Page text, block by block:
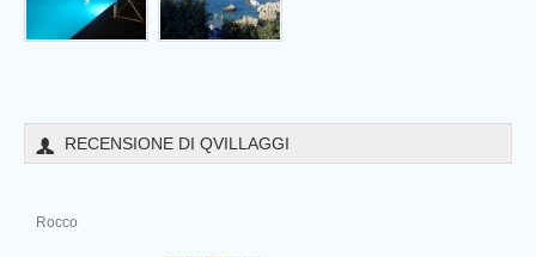
RECENSIONE DI QVILLAGGI
Rocco